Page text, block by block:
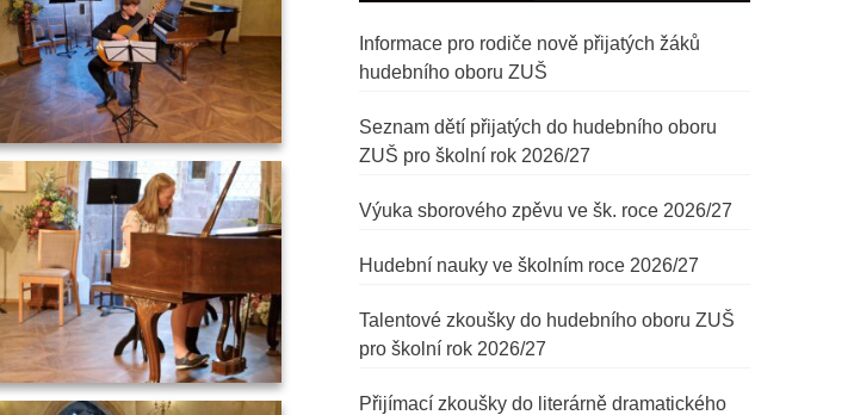
Informace pro rodiče nově přijatých žáků
hudebního oboru ZUŠ
Seznam dětí přijatých do hudebního oboru
ZUŠ pro školní rok 2026/27
Výuka sborového zpěvu ve šk. roce 2026/27
Hudební nauky ve školním roce 2026/27
Talentové zkoušky do hudebního oboru ZUŠ
pro školní rok 2026/27
Přijímací zkoušky do literárně dramatického